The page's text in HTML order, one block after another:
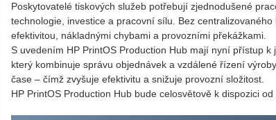
Po­sky­to­va­te­lé tis­ko­vých slu­žeb po­tře­bu­jí zjed­no­du­še­né
tech­no­lo­gie, in­ves­ti­ce a pra­cov­ní sílu. Bez
e­fek­ti­vi­tou, ná­klad­ný­mi chy­ba­mi a pro­voz­ní­mi pře­káž­ka­mi.
S uve­de­ním HP Prin­tOS Pro­ducti­on Hub mají nyní pří­stup k
který kom­bi­nu­je sprá­vu ob­jed­ná­vek a vzdá­le­né ří­ze­ní
čase – čímž zvy­šu­je efek­ti­vi­tu a sni­žu­je pro­voz­ní slo­ži­tost.
HP Prin­tOS Pro­ducti­on Hub bude ce­lo­svě­to­vě k dis­po­zi­ci od